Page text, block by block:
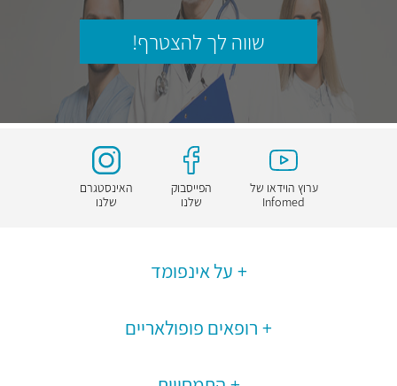
שווה לך להצטרף!
ערוץ הוידאו של
Infomed
הפייסבוק
שלנו
האינסטגרם
שלנו
על אינפומד
רופאים פופולאריים